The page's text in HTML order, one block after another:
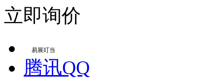
立即询价
易展叮当
腾讯QQ